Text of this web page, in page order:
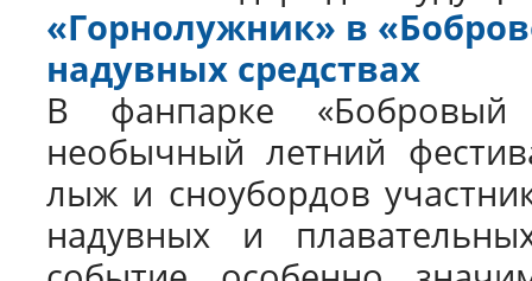
«Горнолужник» в
надувных средствах
В фанпарке
необычный летний
лыж и сноубордов
надувных и